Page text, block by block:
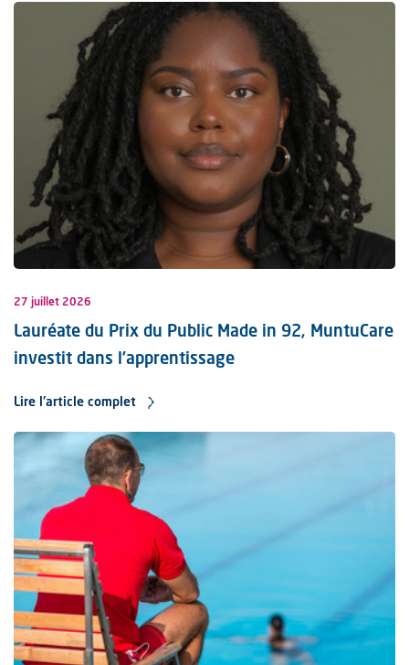
27 juillet 2026
Lauréate du Prix du Public Made in 92, MuntuCare
investit dans l’apprentissage
Lire l'article complet